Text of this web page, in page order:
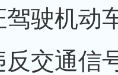
驶机动
交通信